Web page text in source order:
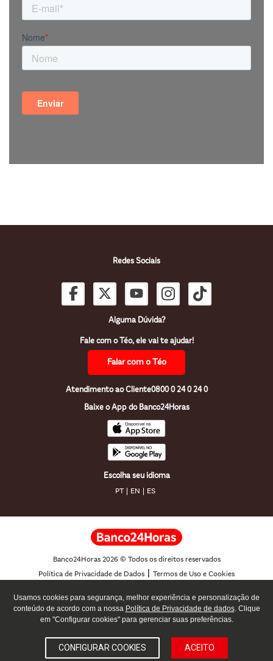
Usamos cookies para segurança, melhor experiência e personalização de
conteúdo de acordo com a nossa Política de Privacidade de dados. Clique
em "Configurar cookies" para gerenciar suas preferências.
CONFIGURAR COOKIES ACEITO
Redes Sociais
Alguma Dúvida?
Fale com o Téo, ele vai te ajudar!
Falar com o Téo
Atendimento ao Cliente0800 0 24 0 24 0
Baixe o App do Banco24Horas
Escolha seu idioma
PT EN ES
Banco24Horas 2026 © Todos os direitos reservados
Política de Privacidade de Dados
Termos de Uso e Cookies
Dúvidas? Fale com oTéo